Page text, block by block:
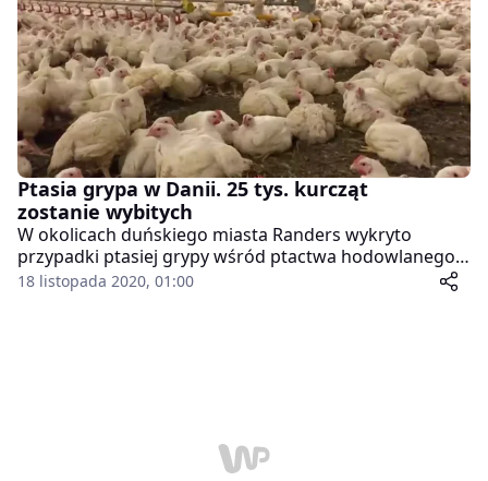
Ptasia grypa w Danii. 25 tys. kurcząt
zostanie wybitych
W okolicach duńskiego miasta Randers wykryto
przypadki ptasiej grypy wśród ptactwa hodowlanego.
Władze kraju zdecydowały się wybić 25 tys. sztuk
18 listopada 2020, 01:00